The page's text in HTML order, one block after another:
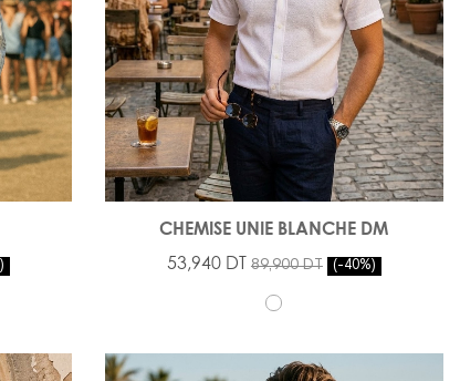
CHEMISE UNIE BLANCHE DM
53,940 DT 89,900 DT -40%